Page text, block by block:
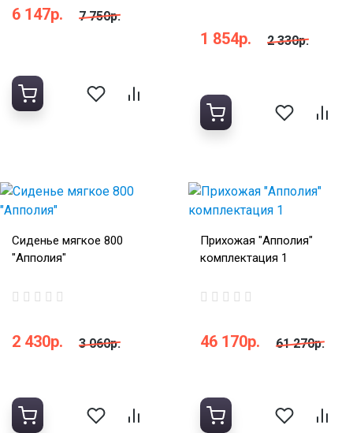
6 147р. 7 750р.
1 854р. 2 330р.
Сиденье мягкое 800
"Апполия"
2 430р. 3 060р.
Прихожая "Апполия"
комплектация 1
46 170р. 61 270р.